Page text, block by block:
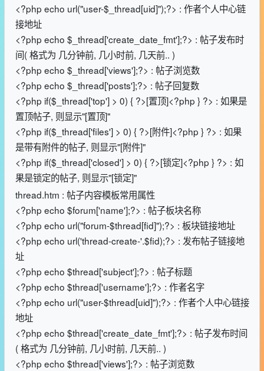
<?php echo url("user-$_thread[uid]");?> : 作者个人中心链
接地址
<?php echo $_thread['create_date_fmt'];?> : 帖子发布时
间( 格式为 几分钟前, 几小时前, 几天前.. )
<?php echo $_thread['views'];?> : 帖子浏览数
<?php echo $_thread['posts'];?> : 帖子回复数
<?php if($_thread['top'] > 0) { ?>[置顶]<?php } ?> : 如果是
置顶帖子, 则显示"[置顶]"
<?php if($_thread['files'] > 0) { ?>[附件]<?php } ?> : 如果
是带有附件的帖子, 则显示"[附件]"
<?php if($_thread['closed'] > 0) { ?>[锁定]<?php } ?> : 如
果是锁定的帖子, 则显示"[锁定]"
thread.htm : 帖子内容模板常用属性
<?php echo $forum['name'];?> : 帖子板块名称
<?php echo url("forum-$thread[fid]");?> : 板块链接地址
<?php echo url('thread-create-'.$fid);?> : 发布帖子链接地
址
<?php echo $thread['subject'];?> : 帖子标题
<?php echo $thread['username'];?> : 作者名字
<?php echo url("user-$thread[uid]");?> : 作者个人中心链接
地址
<?php echo $thread['create_date_fmt'];?> : 帖子发布时间
( 格式为 几分钟前, 几小时前, 几天前.. )
<?php echo $thread['views'];?> : 帖子浏览数